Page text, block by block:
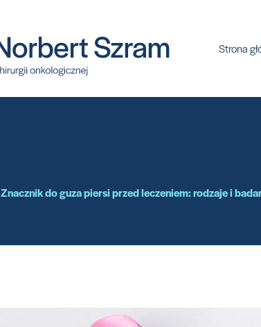
Strona
Znacznik do guza piersi przed leczeniem: rodzaje i